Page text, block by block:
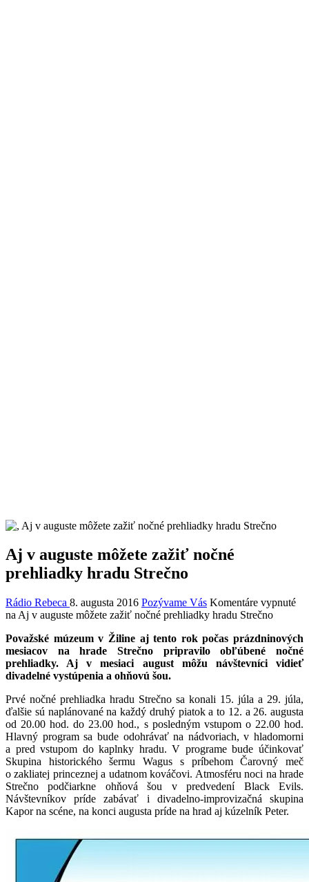
Aj v auguste môžete zažiť nočné
prehliadky hradu Strečno
Rádio Rebeca 8. augusta 2016 Pozývame Vás Komentáre vypnuté
na Aj v auguste môžete zažiť nočné prehliadky hradu Strečno
Považské múzeum v Žiline aj tento rok počas prázdninových
mesiacov na hrade Strečno pripravilo obľúbené nočné
prehliadky. Aj v mesiaci august môžu návštevníci vidieť
divadelné vystúpenia a ohňovú šou.
Prvé nočné prehliadka hradu Strečno sa konali 15. júla a 29. júla,
ďalšie sú naplánované na každý druhý piatok a to 12. a 26. augusta
od 20.00 hod. do 23.00 hod., s posledným vstupom o 22.00 hod.
Hlavný program sa bude odohrávať na nádvoriach, v hladomorni
a pred vstupom do kaplnky hradu. V programe bude účinkovať
Skupina historického šermu Wagus s príbehom Čarovný meč
o zakliatej princeznej a udatnom kováčovi. Atmosféru noci na hrade
Strečno podčiarkne ohňová šou v predvedení Black Evils.
Návštevníkov príde zabávať i divadelno-improvizačná skupina
Kapor na scéne, na konci augusta príde na hrad aj kúzelník Peter.